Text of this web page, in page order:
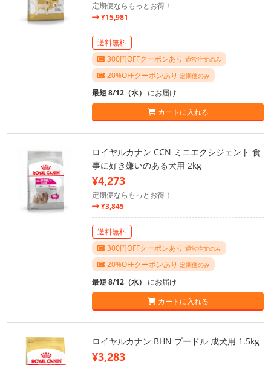
定期便ならもっとお得！
¥15,981
送料無料
300円OFFクーポンあり 通常注文のみ
20%OFFクーポンあり 定期便のみ
最短 8/12（水） にお届け
カートに入れる
ロイヤルカナン CCN ミニエクシジェント 食
事に好き嫌いのある犬用 2kg
¥4,273
定期便ならもっとお得！
¥3,845
送料無料
300円OFFクーポンあり 通常注文のみ
20%OFFクーポンあり 定期便のみ
最短 8/12（水） にお届け
カートに入れる
ロイヤルカナン BHN プードル 成犬用 1.5kg
¥3,283